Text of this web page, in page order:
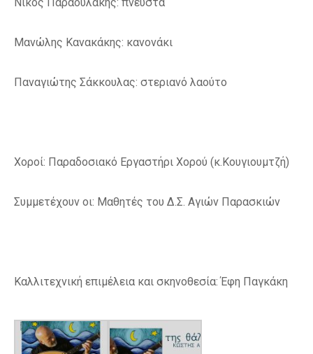
Μανώλης Κανακάκης: κανονάκι
Παναγιώτης Σάκκουλας: στεριανό λαούτο
Χοροί: Παραδοσιακό Εργαστήρι Χορού (κ.Κουγιουμτζή)
Συμμετέχουν οι: Μαθητές του Δ.Σ. Αγιών Παρασκιών
Καλλιτεχνική επιμέλεια και σκηνοθεσία: Έφη Παγκάκη